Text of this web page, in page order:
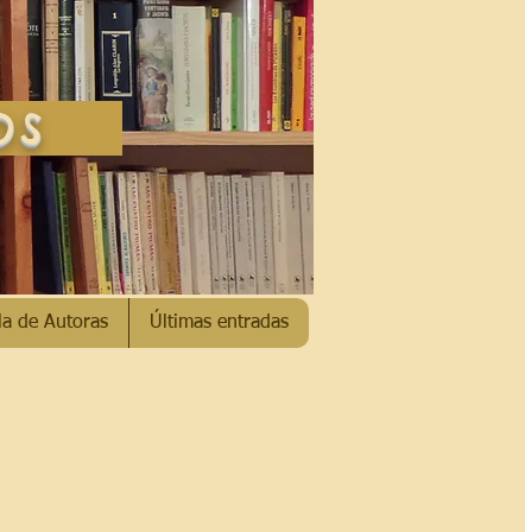
de Autoras Últimas entradas